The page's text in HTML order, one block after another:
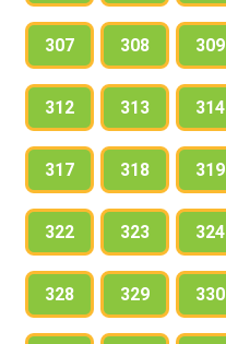
307 308 309
312 313 314
317 318 319
322 323 324
328 329 330